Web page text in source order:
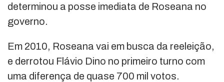
determinou a posse imediata de Roseana no
governo.
Em 2010, Roseana vai em busca da reeleição,
e derrotou Flávio Dino no primeiro turno com
uma diferença de quase 700 mil votos.